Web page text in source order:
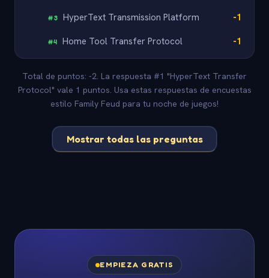
#3 HyperText Transmission Platform -1
#4 Home Tool Transfer Protocol -1
Total de puntos: -2. La respuesta #1 "HyperText Transfer
Protocol" vale 1 puntos. Usa estas respuestas de encuestas
estilo Family Feud para tu noche de juegos!
Mostrar todas las preguntas
EMPIEZA GRATIS